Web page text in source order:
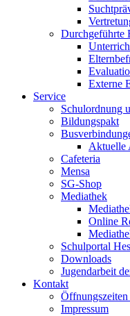
Durchgeführte
Externe
Service
Schulordnung
Bildungspakt
Aktuelle
Cafeteria
Mensa
SG-Shop
Mediathek
Online
Schulportal
Downloads
Jugendarbeit
Kontakt
Öffnungszeiten
Impressum